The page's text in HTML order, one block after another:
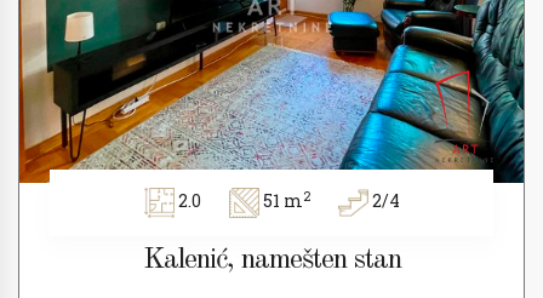
2.0 51 m2 2/4
Kalenić, namešten stan